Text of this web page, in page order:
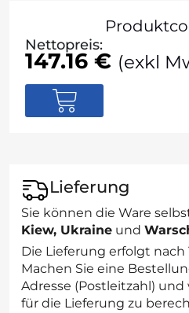
Nettopreis:
147.16 € (exkl
Lieferung
Sie können die Ware
Kiew, Ukraine und
Die Lieferung erfolgt nach
Machen Sie eine
Adresse (Postleitzahl)
für die Lieferung zu